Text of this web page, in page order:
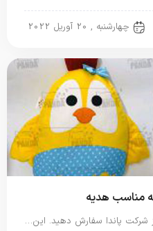
چهارشنبه , 20 آوریل 2022
مناسب هدیه
شرکت پاندا سفارش دهید. این…